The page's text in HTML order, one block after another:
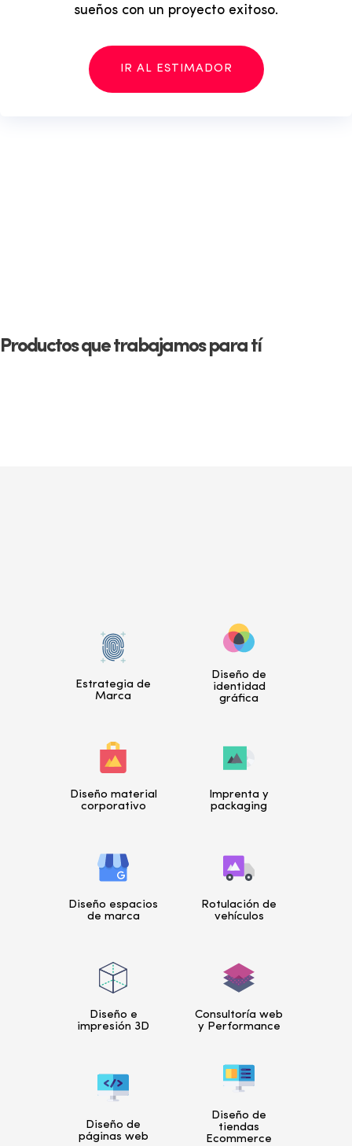
sueños con un proyecto exitoso.
IR AL ESTIMADOR
Productos que trabajamos para tí
Estrategia de
Marca
Diseño de
identidad
gráfica
Diseño material
corporativo
Imprenta y
packaging
Diseño espacios
de marca
Rotulación de
vehículos
Diseño e
impresión 3D
Consultoría web
y Performance
Diseño de
páginas web
Diseño de
tiendas
Ecommerce